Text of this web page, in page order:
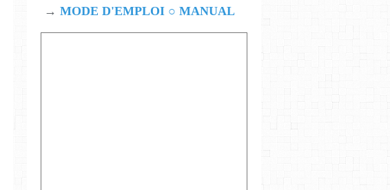
→ MODE D'EMPLOI ○ MANUAL